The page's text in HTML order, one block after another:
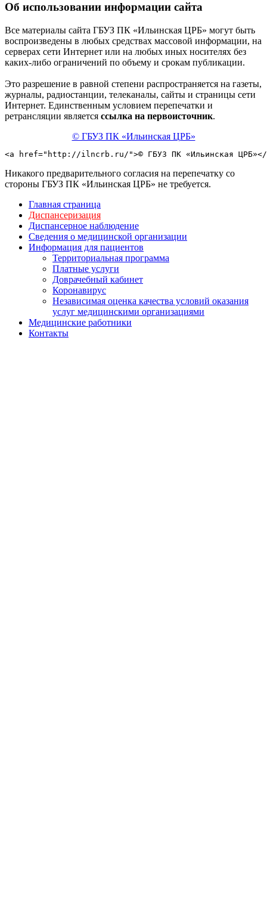
Об использовании информации сайта
Все материалы сайта ГБУЗ ПК «Ильинская ЦРБ» могут быть
воспроизведены в любых средствах массовой информации, на
серверах сети Интернет или на любых иных носителях без
каких-либо ограничений по объему и срокам публикации.
Это разрешение в равной степени распространяется на газеты,
журналы, радиостанции, телеканалы, сайты и страницы сети
Интернет. Единственным условием перепечатки и
ретрансляции является ссылка на первоисточник.
© ГБУЗ ПК «Ильинская ЦРБ»
<a href="http://ilncrb.ru/">© ГБУЗ ПК «Ильинская ЦРБ»</
Никакого предварительного согласия на перепечатку со
стороны ГБУЗ ПК «Ильинская ЦРБ» не требуется.
Главная страница
Диспансеризация
Диспансерное наблюдение
Сведения о медицинской организации
Информация для пациентов
Территориальная программа
Платные услуги
Доврачебный кабинет
Коронавирус
Независимая оценка качества условий оказания
услуг медицинскими организациями
Медицинские работники
Контакты